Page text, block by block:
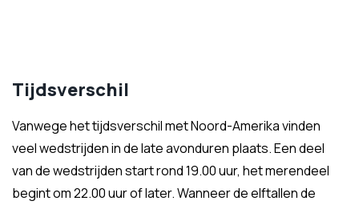
Tijdsverschil
Vanwege het tijdsverschil met Noord-Amerika vinden
veel wedstrijden in de late avonduren plaats. Een deel
van de wedstrijden start rond 19.00 uur, het merendeel
begint om 22.00 uur of later. Wanneer de elftallen de